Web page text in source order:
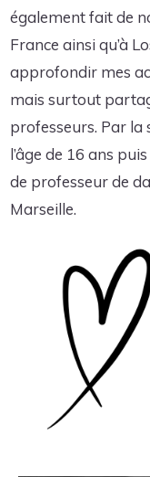
également fait de
France ainsi qu’à
approfondir mes
mais surtout
professeurs. Par la
l’âge de 16 ans
de professeur de
Marseille.